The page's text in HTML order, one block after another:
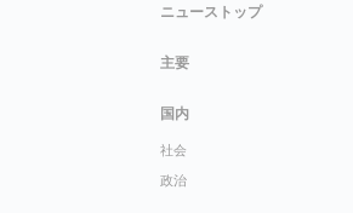
ニューストップ
主要
国内
社会
政治